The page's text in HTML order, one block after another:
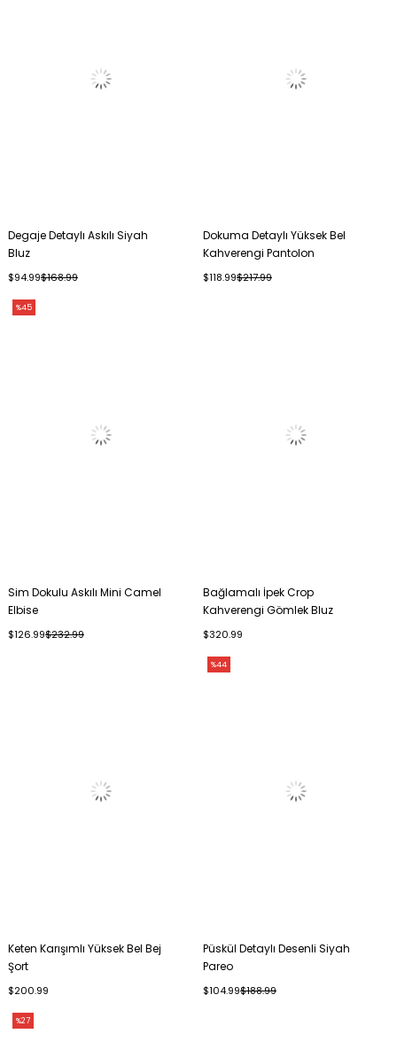
Degaje Detaylı Askılı Siyah
Bluz
$94.99$168.99
Dokuma Detaylı Yüksek Bel
Kahverengi Pantolon
$118.99$217.99
Sim Dokulu Askılı Mini Camel
Elbise
$126.99$232.99
%45
Bağlamalı İpek Crop
Kahverengi Gömlek Bluz
$320.99
Keten Karışımlı Yüksek Bel Bej
Şort
$200.99
Püskül Detaylı Desenli Siyah
Pareo
$104.99$188.99
%44
%27